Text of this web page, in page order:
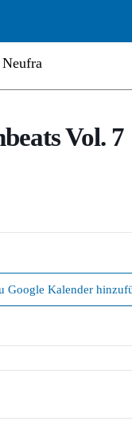
Vol. 7
Google Kalender